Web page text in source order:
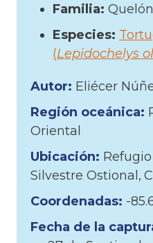
Familia:
Especies:
(Lepidochelys
Autor: Eliécer
Región oceánica:
Oriental
Ubicación:
Silvestre Ostional
Coordenadas: -
Fecha de la